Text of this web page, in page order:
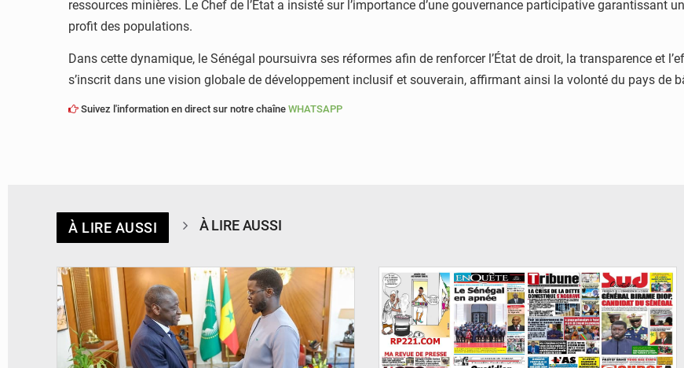
ressources minières. Le Chef de l’État a insisté sur l’importance d’une gouvernance participative garantissant
profit des populations.
Dans cette dynamique, le Sénégal poursuivra ses réformes afin de renforcer l’État de droit, la transparence et
s’inscrit dans une vision globale de développement inclusif et souverain, affirmant ainsi la volonté du pays de
Suivez l'information en direct sur notre chaîne WHATSAPP
À LIRE AUSSI À LIRE AUSSI